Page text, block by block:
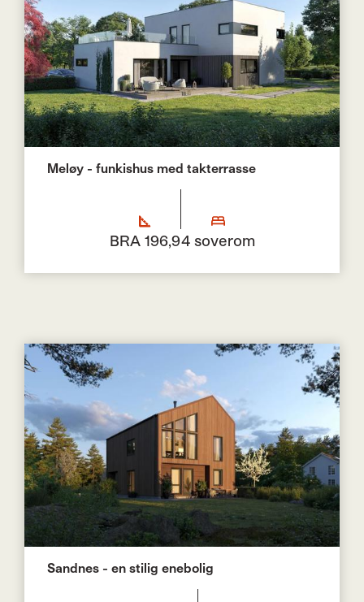
Meløy - funkishus med takterrasse
BRA 196,94 soverom
Sandnes - en stilig enebolig